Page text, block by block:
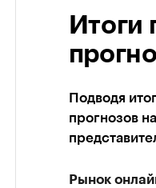
Итоги
Подводя
прогнозов
Рынок